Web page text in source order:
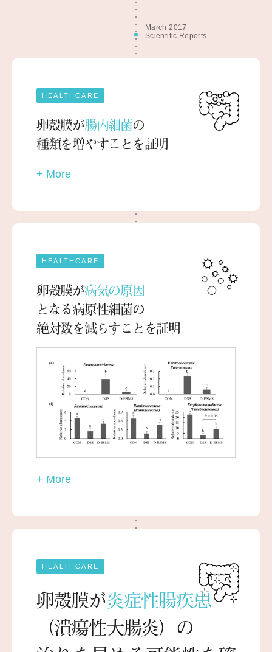
March 2017
Scientific Reports
HEALTHCARE
卵殻膜が腸内細菌の
種類を増やすことを証明
+ More
HEALTHCARE
卵殻膜が病気の原因
となる病原性細菌の
絶対数を減らすことを証明
+ More
HEALTHCARE
卵殻膜が炎症性腸疾患
（潰瘍性大腸炎）の